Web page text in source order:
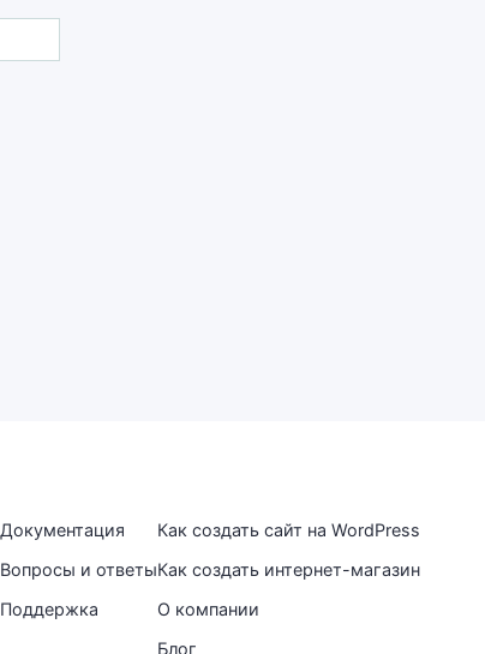
Документация
Вопросы и ответы
Поддержка
Как создать сайт на WordPress
Как создать интернет-магазин
О компании
Блог